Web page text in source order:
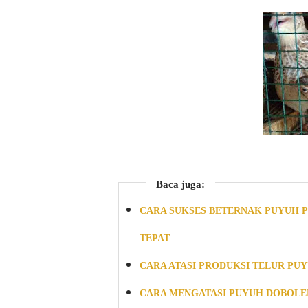
Baca juga:
CARA SUKSES BETERNAK PUYUH
TEPAT
CARA ATASI PRODUKSI TELUR
CARA MENGATASI PUYUH